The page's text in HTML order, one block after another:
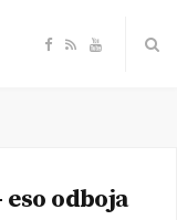
F
e
R Y
T
odboja